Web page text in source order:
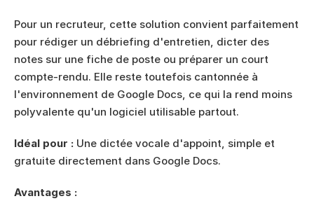
Pour un recruteur, cette solution convient parfaitement
pour rédiger un débriefing d'entretien, dicter des
notes sur une fiche de poste ou préparer un court
compte-rendu. Elle reste toutefois cantonnée à
l'environnement de Google Docs, ce qui la rend moins
polyvalente qu'un logiciel utilisable partout.
Idéal pour : Une dictée vocale d'appoint, simple et
gratuite directement dans Google Docs.
Avantages :